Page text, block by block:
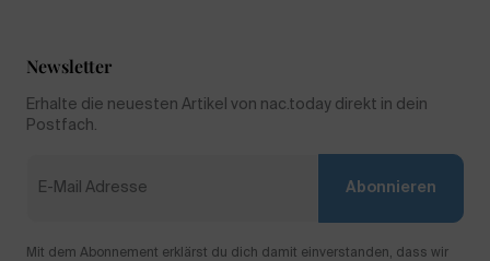
Newsletter
Erhalte die neuesten Artikel von nac.today direkt in dein
Postfach.
Abonnieren
Mit dem Abonnement erklärst du dich damit einverstanden, dass wir